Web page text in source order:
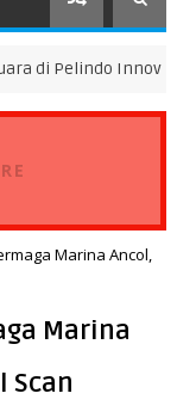
Award
Marina Ancol,
Marina
Scan